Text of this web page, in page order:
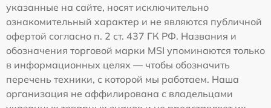
указанные на сайте, носят исключительно
ознакомительный характер и не являются публичной
офертой согласно п. 2 ст. 437 ГК РФ. Названия и
обозначения торговой марки MSI упоминаются только
в информационных целях — чтобы обозначить
перечень техники, с которой мы работаем. Наша
организация не аффилирована с владельцами